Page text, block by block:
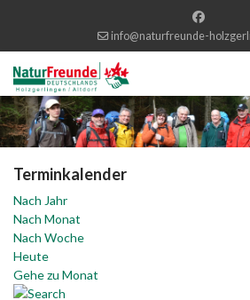
info@naturfreunde-
Terminkalender
Nach Jahr
Nach Monat
Nach Woche
Heute
Gehe zu Monat